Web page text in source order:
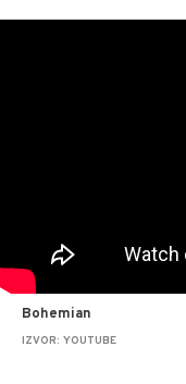
Bohemian
IZVOR: YOUTUBE